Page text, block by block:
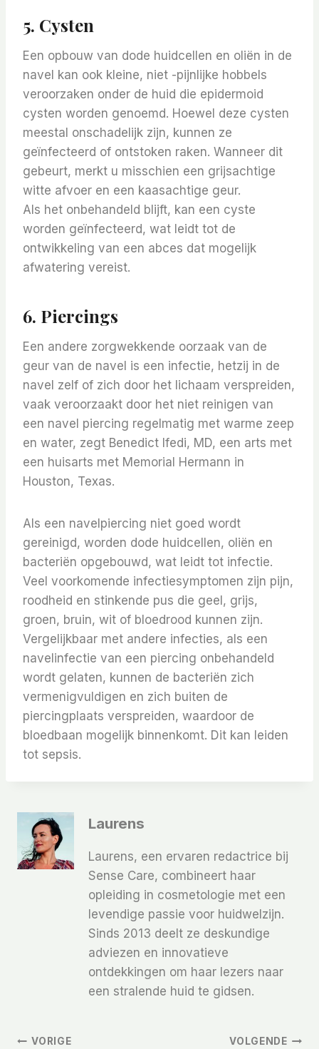
5. Cysten
Een opbouw van dode huidcellen en oliën in de
navel kan ook kleine, niet -pijnlijke hobbels
veroorzaken onder de huid die epidermoid
cysten worden genoemd. Hoewel deze cysten
meestal onschadelijk zijn, kunnen ze
geïnfecteerd of ontstoken raken. Wanneer dit
gebeurt, merkt u misschien een grijsachtige
witte afvoer en een kaasachtige geur.
Als het onbehandeld blijft, kan een cyste
worden geïnfecteerd, wat leidt tot de
ontwikkeling van een abces dat mogelijk
afwatering vereist.
6. Piercings
Een andere zorgwekkende oorzaak van de
geur van de navel is een infectie, hetzij in de
navel zelf of zich door het lichaam verspreiden,
vaak veroorzaakt door het niet reinigen van
een navel piercing regelmatig met warme zeep
en water, zegt Benedict Ifedi, MD, een arts met
een huisarts met Memorial Hermann in
Houston, Texas.
Als een navelpiercing niet goed wordt
gereinigd, worden dode huidcellen, oliën en
bacteriën opgebouwd, wat leidt tot infectie.
Veel voorkomende infectiesymptomen zijn pijn,
roodheid en stinkende pus die geel, grijs,
groen, bruin, wit of bloedrood kunnen zijn.
Vergelijkbaar met andere infecties, als een
navelinfectie van een piercing onbehandeld
wordt gelaten, kunnen de bacteriën zich
vermenigvuldigen en zich buiten de
piercingplaats verspreiden, waardoor de
bloedbaan mogelijk binnenkomt. Dit kan leiden
tot sepsis.
Laurens
Laurens, een ervaren redactrice bij
Sense Care, combineert haar
opleiding in cosmetologie met een
levendige passie voor huidwelzijn.
Sinds 2013 deelt ze deskundige
adviezen en innovatieve
ontdekkingen om haar lezers naar
een stralende huid te gidsen.
VORIGE VOLGENDE